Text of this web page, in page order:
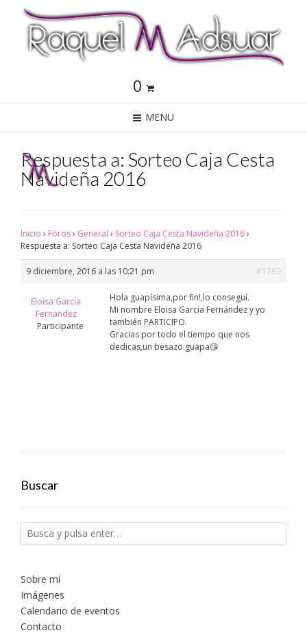
0
MENU
Respuesta a: Sorteo Caja Cesta
Navideña 2016
Inicio › Foros› General › Sorteo Caja Cesta Navideña 2016›
Respuesta a: Sorteo Caja Cesta Navideña 2016
9 diciembre, 2016 a las 10:21 pm #1769
Eloisa Garcia
Fernandez
Participante
Hola guapísima,por fin!,lo conseguí.
Mi nombre Eloisa Garcia Fernández y yo
también PARTICIPO.
Gracias por todo el tiempo que nos
dedicas,un besazo guapa😘
Buscar
Sobre mí
Imágenes
Calendario de eventos
Contacto